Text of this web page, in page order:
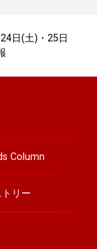
日(土)・25日
Column
トリー